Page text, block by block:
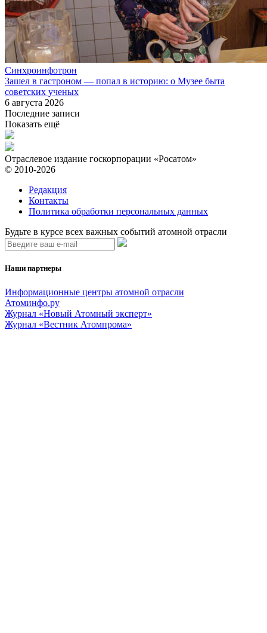
Синхроинфотрон
Зашел в гастроном — попал в историю: о Музее быта
советских ученых
6 августа 2026
Последние записи
Показать ещё
Отраслевое издание госкорпорации «Росатом»
© 2010-2026
Редакция
Контакты
Политика обработки персональных данных
Будьте в курсе всех важных событий атомной отрасли
Наши партнеры
Информационные центры атомной отрасли
Атоминфо.ру
Журнал «Новый Атомный эксперт»
Журнал «Вестник Атомпрома»